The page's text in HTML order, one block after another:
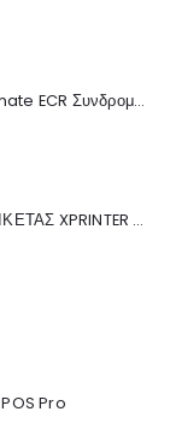
Cloud Ταμειακή Μηχανή Admate ECR Συνδρομή 12 μηνών
ΘΕΡΜΙΚΟΣ ΕΚΤΥΠΩΤΗΣ ΕΤΙΚΕΤΑΣ XPRINTER XP-420B
Pro